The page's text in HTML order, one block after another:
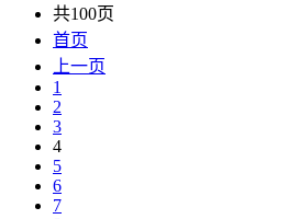
共100页
首页
上一页
1
2
3
4
5
6
7